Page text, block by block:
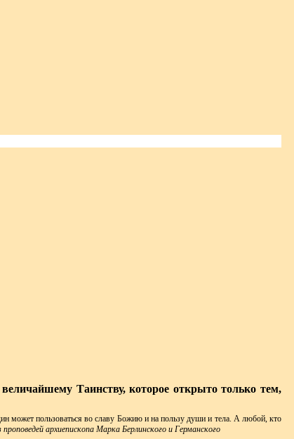
Таинству, которое открыто только тем,
может пользоваться во славу Божию и на пользу души и тела. А любой, кто
архиепископа Марка Берлинского и Германского